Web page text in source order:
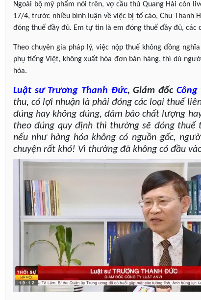
Ngoài bộ mỹ phẩm nói trên, vợ cầu thủ Quang Hải còn
17/4, trước nhiều bình luận về việc bị tố cáo, Chu Thanh
đóng thuế đầy đủ. Em tự tin là em đóng thuế đầy đủ, các
Theo chuyên gia pháp lý, việc nộp thuế không đồng
phụ tiếng Việt, không xuất hóa đơn bán hàng, thì dù
hóa.
Luật sư Trương Thanh Đức, Giám đốc
thu, có lợi nhuận là phải đóng các loại thuế
đúng hay không đúng, đảm bảo chất lượng
theo đúng quy định thì thường sẽ đóng thuế
nếu như hàng hóa không có nguồn gốc,
chuyện rất khó! Vì thường đã không có đầu